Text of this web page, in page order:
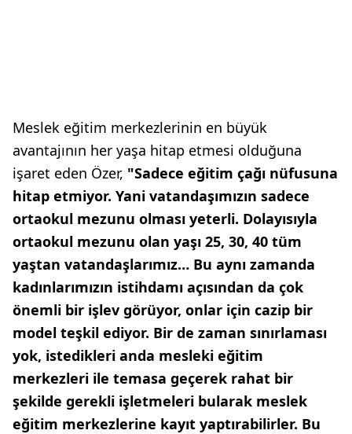
Meslek eğitim merkezlerinin en büyük
avantajının her yaşa hitap etmesi olduğuna
işaret eden Özer, "Sadece eğitim çağı nüfusuna
hitap etmiyor. Yani vatandaşımızın sadece
ortaokul mezunu olması yeterli. Dolayısıyla
ortaokul mezunu olan yaşı 25, 30, 40 tüm
yaştan vatandaşlarımız… Bu aynı zamanda
kadınlarımızın istihdamı açısından da çok
önemli bir işlev görüyor, onlar için cazip bir
model teşkil ediyor. Bir de zaman sınırlaması
yok, istedikleri anda mesleki eğitim
merkezleri ile temasa geçerek rahat bir
şekilde gerekli işletmeleri bularak meslek
eğitim merkezlerine kayıt yaptırabilirler. Bu